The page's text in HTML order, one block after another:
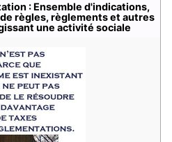
: Ensemble d'indications,
règles, règlements et autres
une activité sociale